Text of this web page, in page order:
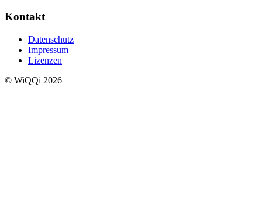
Kontakt
Datenschutz
Impressum
Lizenzen
© WiQQi 2026